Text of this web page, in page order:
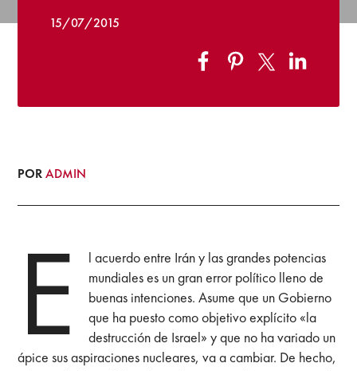
15/07/2015
PORADMIN
E
l acuerdo entre Irán y las grandes potencias
mundiales es un gran error político lleno de
buenas intenciones. Asume que un Gobierno
que ha puesto como objetivo explícito «la
destrucción de Israel» y que no ha variado un
ápice sus aspiraciones nucleares, va a cambiar. De hecho,